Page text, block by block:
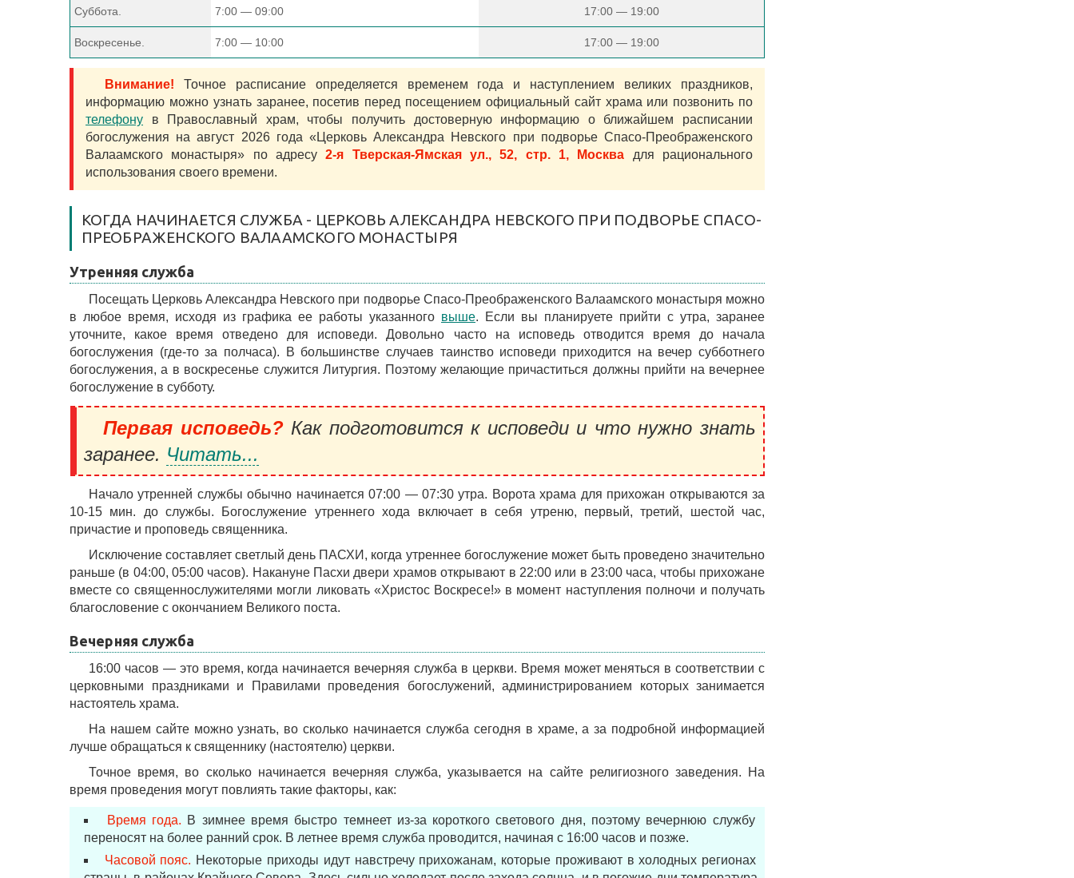
Суббота. 7:00 — 09:00 17:00 — 19:00
Воскресенье. 7:00 — 10:00 17:00 — 19:00
Внимание! Точное расписание определяется временем года и наступлением великих праздников,
информацию можно узнать заранее, посетив перед посещением официальный сайт храма или позвонить по
телефону в Православный храм, чтобы получить достоверную информацию о ближайшем расписании
богослужения на август 2026 года «Церковь Александра Невского при подворье Спасо-Преображенского
Валаамского монастыря» по адресу2-я Тверская-Ямская ул., 52, стр. 1, Москва для рационального
использования своего времени.
КОГДА НАЧИНАЕТСЯ СЛУЖБА - ЦЕРКОВЬ АЛЕКСАНДРА НЕВСКОГО ПРИ ПОДВОРЬЕ СПАСО-
ПРЕОБРАЖЕНСКОГО ВАЛААМСКОГО МОНАСТЫРЯ
Утренняя служба
Посещать Церковь Александра Невского при подворье Спасо-Преображенского Валаамского монастыря можно
в любое время, исходя из графика ее работы указанного выше. Если вы планируете прийти с утра, заранее
уточните, какое время отведено для исповеди. Довольно часто на исповедь отводится время до начала
богослужения (где-то за полчаса). В большинстве случаев таинство исповеди приходится на вечер субботнего
богослужения, а в воскресенье служится Литургия. Поэтому желающие причаститься должны прийти на вечернее
богослужение в субботу.
Первая исповедь?Как подготовится к исповеди и что нужно знать
заранее. Читать...
Начало утренней службы обычно начинается 07:00 — 07:30 утра. Ворота храма для прихожан открываются за
10-15 мин. до службы. Богослужение утреннего хода включает в себя утреню, первый, третий, шестой час,
причастие и проповедь священника.
Исключение составляет светлый день ПАСХИ, когда утреннее богослужение может быть проведено значительно
раньше (в 04:00, 05:00 часов). Накануне Пасхи двери храмов открывают в 22:00 или в 23:00 часа, чтобы прихожане
вместе со священнослужителями могли ликовать «Христос Воскресе!» в момент наступления полночи и получать
благословение с окончанием Великого поста.
Вечерняя служба
16:00 часов — это время, когда начинается вечерняя служба в церкви. Время может меняться в соответствии с
церковными праздниками и Правилами проведения богослужений, администрированием которых занимается
настоятель храма.
На нашем сайте можно узнать, во сколько начинается служба сегодня в храме, а за подробной информацией
лучше обращаться к священнику (настоятелю) церкви.
Точное время, во сколько начинается вечерняя служба, указывается на сайте религиозного заведения. На
время проведения могут повлиять такие факторы, как:
Время года. В зимнее время быстро темнеет из-за короткого светового дня, поэтому вечернюю службу
переносят на более ранний срок. В летнее время служба проводится, начиная с 16:00 часов и позже.
Часовой пояс. Некоторые приходы идут навстречу прихожанам, которые проживают в холодных регионах